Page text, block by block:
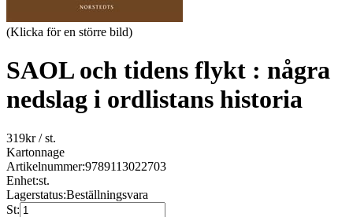
(Klicka för en större bild)
SAOL och tidens flykt : några
nedslag i ordlistans historia
319kr/ st.
Kartonnage
Artikelnummer:9789113022703
Enhet:st.
Lagerstatus:Beställningsvara
St: